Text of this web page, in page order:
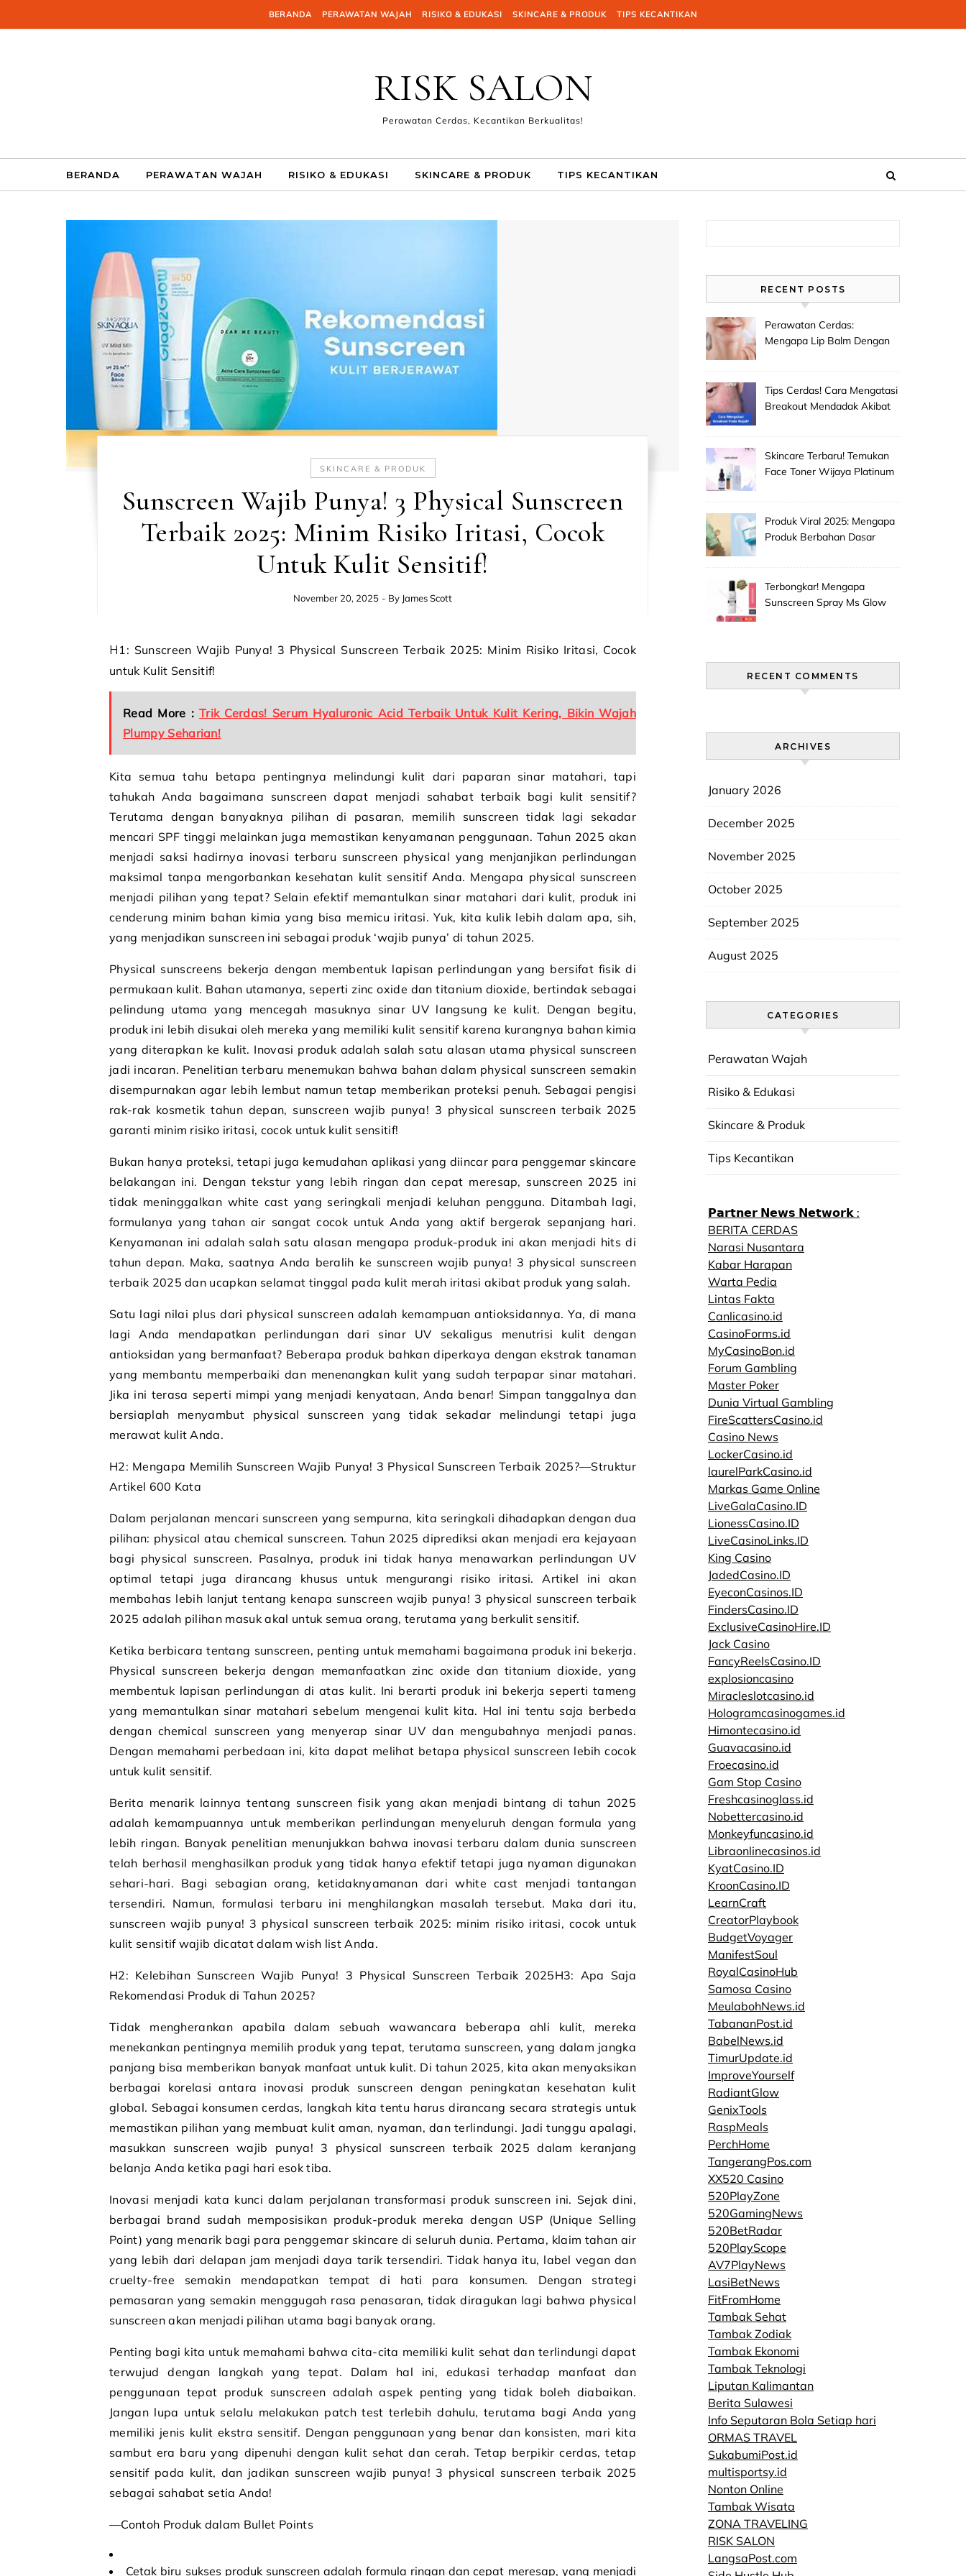
BERANDA PERAWATAN WAJAH RISIKO & EDUKASI SKINCARE & PRODUK TIPS KECANTIKAN
RISK SALON
Perawatan Cerdas, Kecantikan Berkualitas!
BERANDA PERAWATAN WAJAH RISIKO & EDUKASI SKINCARE & PRODUK TIPS KECANTIKAN
SKINCARE & PRODUK
Sunscreen Wajib Punya! 3 Physical Sunscreen
Terbaik 2025: Minim Risiko Iritasi, Cocok
Untuk Kulit Sensitif!
November 20, 2025 - By James Scott
H1: Sunscreen Wajib Punya! 3 Physical Sunscreen Terbaik 2025: Minim Risiko Iritasi, Cocok
untuk Kulit Sensitif!
Read More :Trik Cerdas! Serum Hyaluronic Acid Terbaik Untuk Kulit Kering, Bikin Wajah
Plumpy Seharian!
Kita semua tahu betapa pentingnya melindungi kulit dari paparan sinar matahari, tapi
tahukah Anda bagaimana sunscreen dapat menjadi sahabat terbaik bagi kulit sensitif?
Terutama dengan banyaknya pilihan di pasaran, memilih sunscreen tidak lagi sekadar
mencari SPF tinggi melainkan juga memastikan kenyamanan penggunaan. Tahun 2025 akan
menjadi saksi hadirnya inovasi terbaru sunscreen physical yang menjanjikan perlindungan
maksimal tanpa mengorbankan kesehatan kulit sensitif Anda. Mengapa physical sunscreen
menjadi pilihan yang tepat? Selain efektif memantulkan sinar matahari dari kulit, produk ini
cenderung minim bahan kimia yang bisa memicu iritasi. Yuk, kita kulik lebih dalam apa, sih,
yang menjadikan sunscreen ini sebagai produk ‘wajib punya’ di tahun 2025.
Physical sunscreens bekerja dengan membentuk lapisan perlindungan yang bersifat fisik di
permukaan kulit. Bahan utamanya, seperti zinc oxide dan titanium dioxide, bertindak sebagai
pelindung utama yang mencegah masuknya sinar UV langsung ke kulit. Dengan begitu,
produk ini lebih disukai oleh mereka yang memiliki kulit sensitif karena kurangnya bahan kimia
yang diterapkan ke kulit. Inovasi produk adalah salah satu alasan utama physical sunscreen
jadi incaran. Penelitian terbaru menemukan bahwa bahan dalam physical sunscreen semakin
disempurnakan agar lebih lembut namun tetap memberikan proteksi penuh. Sebagai pengisi
rak-rak kosmetik tahun depan, sunscreen wajib punya! 3 physical sunscreen terbaik 2025
garanti minim risiko iritasi, cocok untuk kulit sensitif!
Bukan hanya proteksi, tetapi juga kemudahan aplikasi yang diincar para penggemar skincare
belakangan ini. Dengan tekstur yang lebih ringan dan cepat meresap, sunscreen 2025 ini
tidak meninggalkan white cast yang seringkali menjadi keluhan pengguna. Ditambah lagi,
formulanya yang tahan air sangat cocok untuk Anda yang aktif bergerak sepanjang hari.
Kenyamanan ini adalah salah satu alasan mengapa produk-produk ini akan menjadi hits di
tahun depan. Maka, saatnya Anda beralih ke sunscreen wajib punya! 3 physical sunscreen
terbaik 2025 dan ucapkan selamat tinggal pada kulit merah iritasi akibat produk yang salah.
Satu lagi nilai plus dari physical sunscreen adalah kemampuan antioksidannya. Ya, di mana
lagi Anda mendapatkan perlindungan dari sinar UV sekaligus menutrisi kulit dengan
antioksidan yang bermanfaat? Beberapa produk bahkan diperkaya dengan ekstrak tanaman
yang membantu memperbaiki dan menenangkan kulit yang sudah terpapar sinar matahari.
Jika ini terasa seperti mimpi yang menjadi kenyataan, Anda benar! Simpan tanggalnya dan
bersiaplah menyambut physical sunscreen yang tidak sekadar melindungi tetapi juga
merawat kulit Anda.
H2: Mengapa Memilih Sunscreen Wajib Punya! 3 Physical Sunscreen Terbaik 2025?—Struktur
Artikel 600 Kata
Dalam perjalanan mencari sunscreen yang sempurna, kita seringkali dihadapkan dengan dua
pilihan: physical atau chemical sunscreen. Tahun 2025 diprediksi akan menjadi era kejayaan
bagi physical sunscreen. Pasalnya, produk ini tidak hanya menawarkan perlindungan UV
optimal tetapi juga dirancang khusus untuk mengurangi risiko iritasi. Artikel ini akan
membahas lebih lanjut tentang kenapa sunscreen wajib punya! 3 physical sunscreen terbaik
2025 adalah pilihan masuk akal untuk semua orang, terutama yang berkulit sensitif.
Ketika berbicara tentang sunscreen, penting untuk memahami bagaimana produk ini bekerja.
Physical sunscreen bekerja dengan memanfaatkan zinc oxide dan titanium dioxide, yang
membentuk lapisan perlindungan di atas kulit. Ini berarti produk ini bekerja seperti tameng
yang memantulkan sinar matahari sebelum mengenai kulit kita. Hal ini tentu saja berbeda
dengan chemical sunscreen yang menyerap sinar UV dan mengubahnya menjadi panas.
Dengan memahami perbedaan ini, kita dapat melihat betapa physical sunscreen lebih cocok
untuk kulit sensitif.
Berita menarik lainnya tentang sunscreen fisik yang akan menjadi bintang di tahun 2025
adalah kemampuannya untuk memberikan perlindungan menyeluruh dengan formula yang
lebih ringan. Banyak penelitian menunjukkan bahwa inovasi terbaru dalam dunia sunscreen
telah berhasil menghasilkan produk yang tidak hanya efektif tetapi juga nyaman digunakan
sehari-hari. Bagi sebagian orang, ketidaknyamanan dari white cast menjadi tantangan
tersendiri. Namun, formulasi terbaru ini menghilangkan masalah tersebut. Maka dari itu,
sunscreen wajib punya! 3 physical sunscreen terbaik 2025: minim risiko iritasi, cocok untuk
kulit sensitif wajib dicatat dalam wish list Anda.
H2: Kelebihan Sunscreen Wajib Punya! 3 Physical Sunscreen Terbaik 2025H3: Apa Saja
Rekomendasi Produk di Tahun 2025?
Tidak mengherankan apabila dalam sebuah wawancara beberapa ahli kulit, mereka
menekankan pentingnya memilih produk yang tepat, terutama sunscreen, yang dalam jangka
panjang bisa memberikan banyak manfaat untuk kulit. Di tahun 2025, kita akan menyaksikan
berbagai korelasi antara inovasi produk sunscreen dengan peningkatan kesehatan kulit
global. Sebagai konsumen cerdas, langkah kita tentu harus dirancang secara strategis untuk
memastikan pilihan yang membuat kulit aman, nyaman, dan terlindungi. Jadi tunggu apalagi,
masukkan sunscreen wajib punya! 3 physical sunscreen terbaik 2025 dalam keranjang
belanja Anda ketika pagi hari esok tiba.
Inovasi menjadi kata kunci dalam perjalanan transformasi produk sunscreen ini. Sejak dini,
berbagai brand sudah memposisikan produk-produk mereka dengan USP (Unique Selling
Point) yang menarik bagi para penggemar skincare di seluruh dunia. Pertama, klaim tahan air
yang lebih dari delapan jam menjadi daya tarik tersendiri. Tidak hanya itu, label vegan dan
cruelty-free semakin mendapatkan tempat di hati para konsumen. Dengan strategi
pemasaran yang semakin menggugah rasa penasaran, tidak diragukan lagi bahwa physical
sunscreen akan menjadi pilihan utama bagi banyak orang.
Penting bagi kita untuk memahami bahwa cita-cita memiliki kulit sehat dan terlindungi dapat
terwujud dengan langkah yang tepat. Dalam hal ini, edukasi terhadap manfaat dan
penggunaan tepat produk sunscreen adalah aspek penting yang tidak boleh diabaikan.
Jangan lupa untuk selalu melakukan patch test terlebih dahulu, terutama bagi Anda yang
memiliki jenis kulit ekstra sensitif. Dengan penggunaan yang benar dan konsisten, mari kita
sambut era baru yang dipenuhi dengan kulit sehat dan cerah. Tetap berpikir cerdas, tetap
sensitif pada kulit, dan jadikan sunscreen wajib punya! 3 physical sunscreen terbaik 2025
sebagai sahabat setia Anda!
—Contoh Produk dalam Bullet Points
Cetak biru sukses produk sunscreen adalah formula ringan dan cepat meresap, yang menjadi
RECENT POSTS
Perawatan Cerdas:
Mengapa Lip Balm Dengan
Kering!
Tips Cerdas! Cara Mengatasi
Breakout Mendadak Akibat
Skincare Terbaru! Temukan
Face Toner Wijaya Platinum
Efektif!
Produk Viral 2025: Mengapa
Produk Berbahan Dasar
Terbongkar! Mengapa
Sunscreen Spray Ms Glow
RECENT COMMENTS
ARCHIVES
January 2026
December 2025
November 2025
October 2025
September 2025
August 2025
CATEGORIES
Perawatan Wajah
Risiko & Edukasi
Skincare & Produk
Tips Kecantikan
𝗣𝗮𝗿𝘁𝗻𝗲𝗿 𝗡𝗲𝘄𝘀 𝗡𝗲𝘁𝘄𝗼𝗿𝗸 :
BERITA CERDAS
Narasi Nusantara
Kabar Harapan
Warta Pedia
Lintas Fakta
Canlicasino.id
CasinoForms.id
MyCasinoBon.id
Forum Gambling
Master Poker
Dunia Virtual Gambling
FireScattersCasino.id
Casino News
LockerCasino.id
laurelParkCasino.id
Markas Game Online
LiveGalaCasino.ID
LionessCasino.ID
LiveCasinoLinks.ID
King Casino
JadedCasino.ID
EyeconCasinos.ID
FindersCasino.ID
ExclusiveCasinoHire.ID
Jack Casino
FancyReelsCasino.ID
explosioncasino
Miracleslotcasino.id
Hologramcasinogames.id
Himontecasino.id
Guavacasino.id
Froecasino.id
Gam Stop Casino
Freshcasinoglass.id
Nobettercasino.id
Monkeyfuncasino.id
Libraonlinecasinos.id
KyatCasino.ID
KroonCasino.ID
LearnCraft
CreatorPlaybook
BudgetVoyager
ManifestSoul
RoyalCasinoHub
Samosa Casino
MeulabohNews.id
TabananPost.id
BabelNews.id
TimurUpdate.id
ImproveYourself
RadiantGlow
GenixTools
RaspMeals
PerchHome
TangerangPos.com
XX520 Casino
520PlayZone
520GamingNews
520BetRadar
520PlayScope
AV7PlayNews
LasiBetNews
FitFromHome
Tambak Sehat
Tambak Zodiak
Tambak Ekonomi
Tambak Teknologi
Liputan Kalimantan
Berita Sulawesi
Info Seputaran Bola Setiap hari
ORMAS TRAVEL
SukabumiPost.id
multisportsy.id
Nonton Online
Tambak Wisata
ZONA TRAVELING
RISK SALON
LangsaPost.com